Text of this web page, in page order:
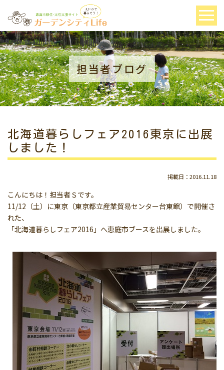
担当者ブログ
北海道暮らしフェア2016東京に出展
しました！
掲載日：2016.11.18
こんにちは！担当者Ｓです。
11/12（土）に東京（東京都立産業貿易センター台東館）で開催さ
れた、
「北海道暮らしフェア2016」へ恵庭市ブースを出展しました。